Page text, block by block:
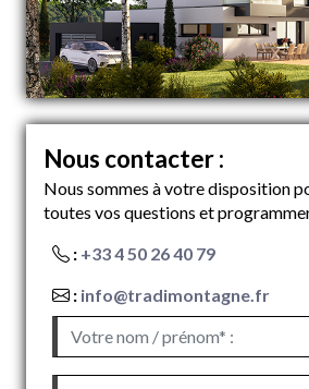
Nous contacter :
Nous sommes à votre disposition
toutes vos questions et
: +33 4 50 26 40 79
: info@tradimontagne.fr